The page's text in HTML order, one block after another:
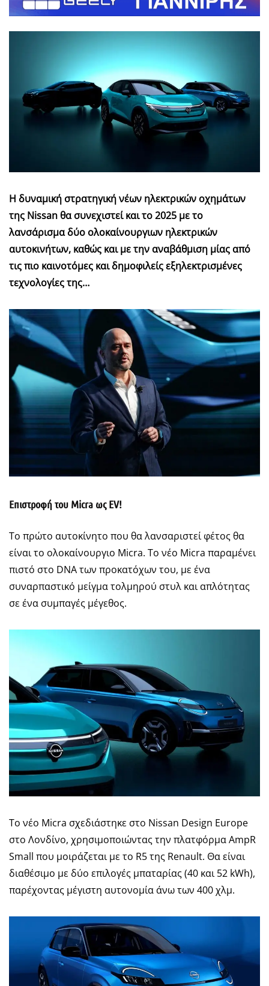
Η δυναμική στρατηγική νέων ηλεκτρικών οχημάτων
της Nissan θα συνεχιστεί και το 2025 με το
λανσάρισμα δύο ολοκαίνουργιων ηλεκτρικών
αυτοκινήτων, καθώς και με την αναβάθμιση μίας από
τις πιο καινοτόμες και δημοφιλείς εξηλεκτρισμένες
τεχνολογίες της…
Επιστροφή του Micra ως EV!
Το πρώτο αυτοκίνητο που θα λανσαριστεί φέτος θα
είναι το ολοκαίνουργιο Micra. Το νέο Micra παραμένει
πιστό στο DNA των προκατόχων του, με ένα
συναρπαστικό μείγμα τολμηρού στυλ και απλότητας
σε ένα συμπαγές μέγεθος.
Το νέο Micra σχεδιάστηκε στο Nissan Design Europe
στο Λονδίνο, χρησιμοποιώντας την πλατφόρμα AmpR
Small που μοιράζεται με το R5 της Renault. Θα είναι
διαθέσιμο με δύο επιλογές μπαταρίας (40 και 52 kWh),
παρέχοντας μέγιστη αυτονομία άνω των 400 χλμ.